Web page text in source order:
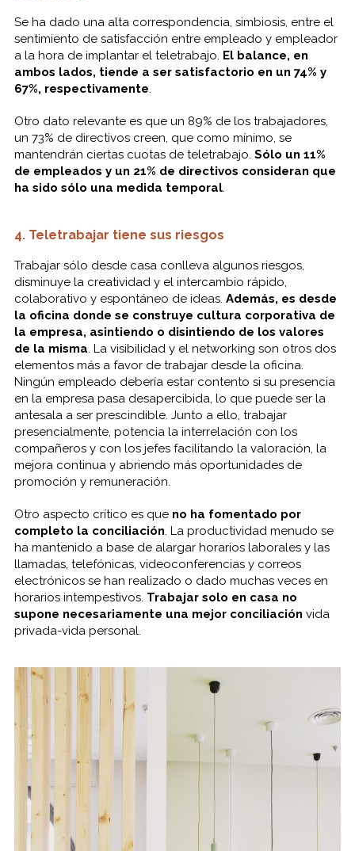
Se ha dado una alta correspondencia, simbiosis, entre el
sentimiento de satisfacción entre empleado y empleador
a la hora de implantar el teletrabajo. El balance, en
ambos lados, tiende a ser satisfactorio en un 74% y
67%, respectivamente.
Otro dato relevante es que un 89% de los trabajadores,
un 73% de directivos creen, que como mínimo, se
mantendrán ciertas cuotas de teletrabajo. Sólo un 11%
de empleados y un 21% de directivos consideran que
ha sido sólo una medida temporal.
4. Teletrabajar tiene sus riesgos
Trabajar sólo desde casa conlleva algunos riesgos,
disminuye la creatividad y el intercambio rápido,
colaborativo y espontáneo de ideas. Además, es desde
la oficina donde se construye cultura corporativa de
la empresa, asintiendo o disintiendo de los valores
de la misma. La visibilidad y el networking son otros dos
elementos más a favor de trabajar desde la oficina.
Ningún empleado debería estar contento si su presencia
en la empresa pasa desapercibida, lo que puede ser la
antesala a ser prescindible. Junto a ello, trabajar
presencialmente, potencia la interrelación con los
compañeros y con los jefes facilitando la valoración, la
mejora continua y abriendo más oportunidades de
promoción y remuneración.
Otro aspecto crítico es queno ha fomentado por
completo la conciliación. La productividad menudo se
ha mantenido a base de alargar horarios laborales y las
llamadas, telefónicas, videoconferencias y correos
electrónicos se han realizado o dado muchas veces en
horarios intempestivos. Trabajar solo en casa no
supone necesariamente una mejor conciliación vida
privada-vida personal.